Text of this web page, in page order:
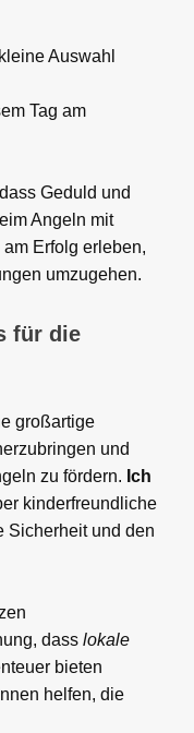
Auswahl
Tag am
Geduld und
Angeln mit
Erfolg erleben,
umzugehen.
für die
großartige
und
zu fördern. Ich
kinderfreundliche
Sicherheit und den
dass lokale
bieten
helfen, die